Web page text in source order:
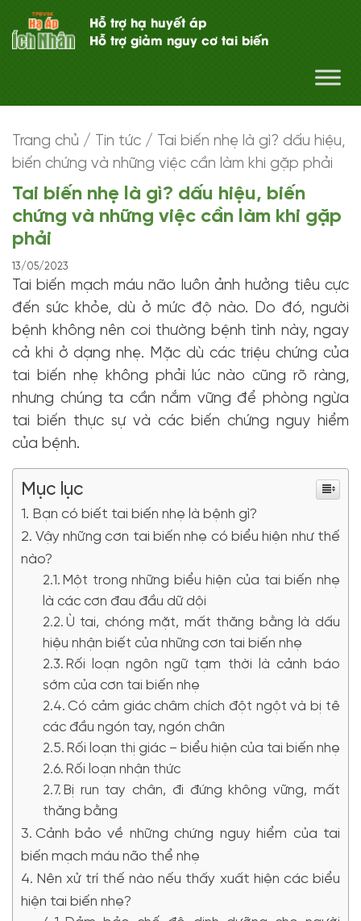
Hỗ trợ hạ huyết áp
Hỗ trợ giảm nguy cơ tai biến
Trang chủ / Tin tức / Tai biến nhẹ là gì? dấu hiệu,
biến chứng và những việc cần làm khi gặp phải
Tai biến nhẹ là gì? dấu hiệu, biến
chứng và những việc cần làm khi gặp
phải
13/05/2023
Tai biến mạch máu não luôn ảnh hưởng tiêu cực
đến sức khỏe, dù ở mức độ nào. Do đó, người
bệnh không nên coi thường bệnh tình này, ngay
cả khi ở dạng nhẹ. Mặc dù các triệu chứng của
tai biến nhẹ không phải lúc nào cũng rõ ràng,
nhưng chúng ta cần nắm vững để phòng ngừa
tai biến thực sự và các biến chứng nguy hiểm
của bệnh.
Mục lục
Bạn có biết tai biến nhẹ là bệnh gì?
Vậy những cơn tai biến nhẹ có biểu hiện như thế
nào?
Một trong những biểu hiện của tai biến nhẹ
là các cơn đau đầu dữ dội
Ù tai, chóng mặt, mất thăng bằng là dấu
hiệu nhận biết của những cơn tai biến nhẹ
Rối loạn ngôn ngữ tạm thời là cảnh báo
sớm của cơn tai biến nhẹ
Có cảm giác châm chích đột ngột và bị tê
các đầu ngón tay, ngón chân
Rối loạn thị giác – biểu hiện của tai biến nhẹ
Rối loạn nhận thức
Bị run tay chân, đi đứng không vững, mất
thăng bằng
Cảnh bảo về những chứng nguy hiểm của tai
biến mạch máu não thể nhẹ
Nên xử trí thế nào nếu thấy xuất hiện các biểu
hiện tai biến nhẹ?